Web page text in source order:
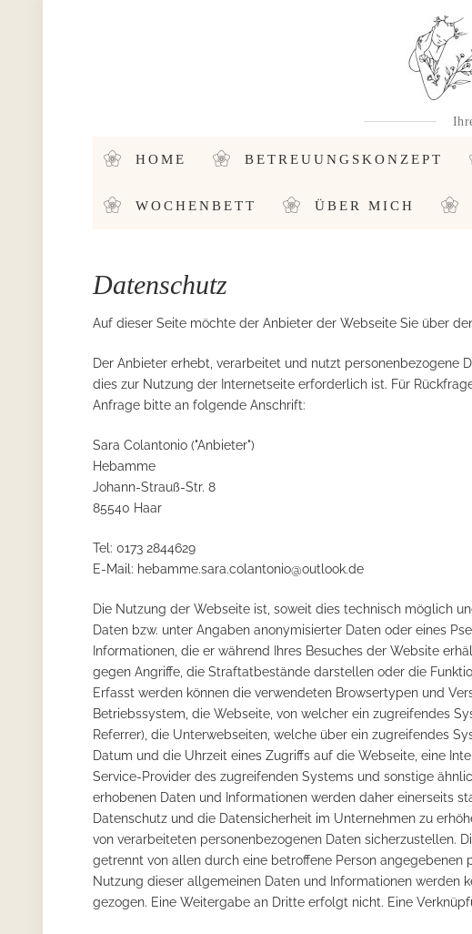
HOME BETREUUNGSKONZEPT
WOCHENBETT ÜBER MICH
Datenschutz
Auf dieser Seite möchte der Anbieter der Webseite Sie über
Der Anbieter erhebt, verarbeitet und nutzt personenbezogene
dies zur Nutzung der Internetseite erforderlich ist. Für
Anfrage bitte an folgende Anschrift:
Sara Colantonio ("Anbieter")
Hebamme
Johann-Strauß-Str. 8
85540 Haar
Tel: 0173 2844629
E-Mail: hebamme.sara.colantonio@outlook.de
Die Nutzung der Webseite ist, soweit dies technisch möglich
Daten bzw. unter Angaben anonymisierter Daten oder eines
Informationen, die er während Ihres Besuches der Website
gegen Angriffe, die Straftatbestände darstellen oder die
Erfasst werden können die verwendeten Browsertypen und
Betriebssystem, die Webseite, von welcher ein zugreifendes
Referrer), die Unterwebseiten, welche über ein zugreifendes
Datum und die Uhrzeit eines Zugriffs auf die Webseite, eine
Service-Provider des zugreifenden Systems und sonstige
erhobenen Daten und Informationen werden daher einerseits
Datenschutz und die Datensicherheit im Unternehmen zu
von verarbeiteten personenbezogenen Daten sicherzustellen.
getrennt von allen durch eine betroffene Person angegebenen
Nutzung dieser allgemeinen Daten und Informationen werden
gezogen. Eine Weitergabe an Dritte erfolgt nicht. Eine